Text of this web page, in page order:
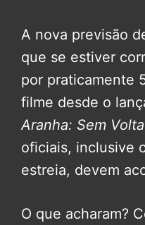
A nova previsão
que se estiver
por praticamente
filme desde o
Aranha: Sem
oficiais, inclusive
estreia, devem
O que acharam?